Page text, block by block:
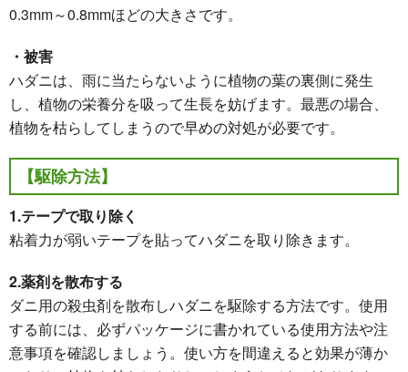
0.3mm～0.8mmほどの大きさです。
・被害
ハダニは、雨に当たらないように植物の葉の裏側に発生
し、植物の栄養分を吸って生長を妨げます。最悪の場合、
植物を枯らしてしまうので早めの対処が必要です。
【駆除方法】
1.テープで取り除く
粘着力が弱いテープを貼ってハダニを取り除きます。
2.薬剤を散布する
ダニ用の殺虫剤を散布しハダニを駆除する方法です。使用
する前には、必ずパッケージに書かれている使用方法や注
意事項を確認しましょう。使い方を間違えると効果が薄か